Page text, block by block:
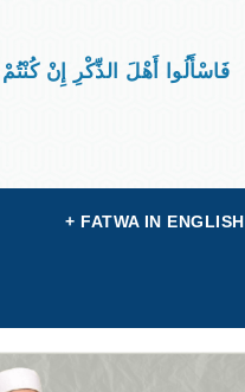
فَاسْأَلُوا أَهْلَ الذِّكْرِ إِنْ
FATWA IN ENGLISH
+